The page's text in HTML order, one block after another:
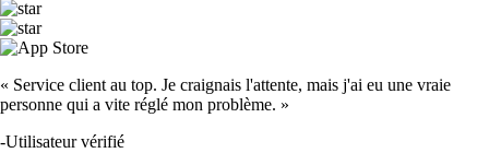
« Service client au top. Je craignais l'attente, mais j'ai eu une vraie
personne qui a vite réglé mon problème. »
-Utilisateur vérifié